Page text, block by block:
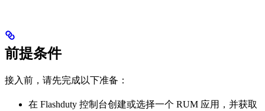
前提条件
接入前，请先完成以下准备：
在 Flashduty 控制台创建或选择一个 RUM 应用，并获取